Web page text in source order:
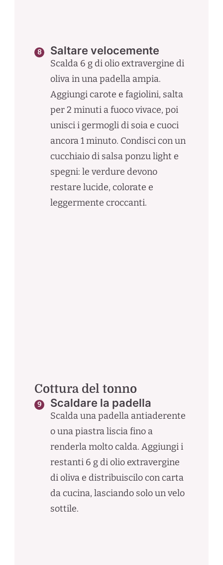
Saltare velocemente
Scalda 6 g di olio extravergine di
oliva in una padella ampia.
Aggiungi carote e fagiolini, salta
per 2 minuti a fuoco vivace, poi
unisci i germogli di soia e cuoci
ancora 1 minuto. Condisci con un
cucchiaio di salsa ponzu light e
spegni: le verdure devono
restare lucide, colorate e
leggermente croccanti.
Cottura del tonno
Scaldare la padella
Scalda una padella antiaderente
o una piastra liscia fino a
renderla molto calda. Aggiungi i
restanti 6 g di olio extravergine
di oliva e distribuiscilo con carta
da cucina, lasciando solo un velo
sottile.